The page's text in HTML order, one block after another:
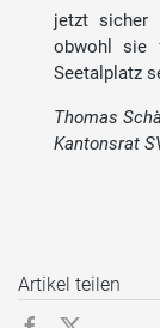
jetzt sicher
obwohl sie
Seetalplatz
Thomas
Kantonsrat
Artikel teilen